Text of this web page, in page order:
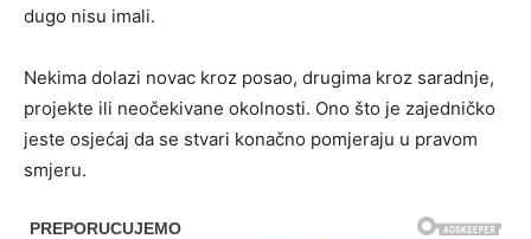
dugo nisu imali.
Nekima dolazi novac kroz posao, drugima kroz saradnje,
projekte ili neočekivane okolnosti. Ono što je zajedničko
jeste osjećaj da se stvari konačno pomjeraju u pravom
smjeru.